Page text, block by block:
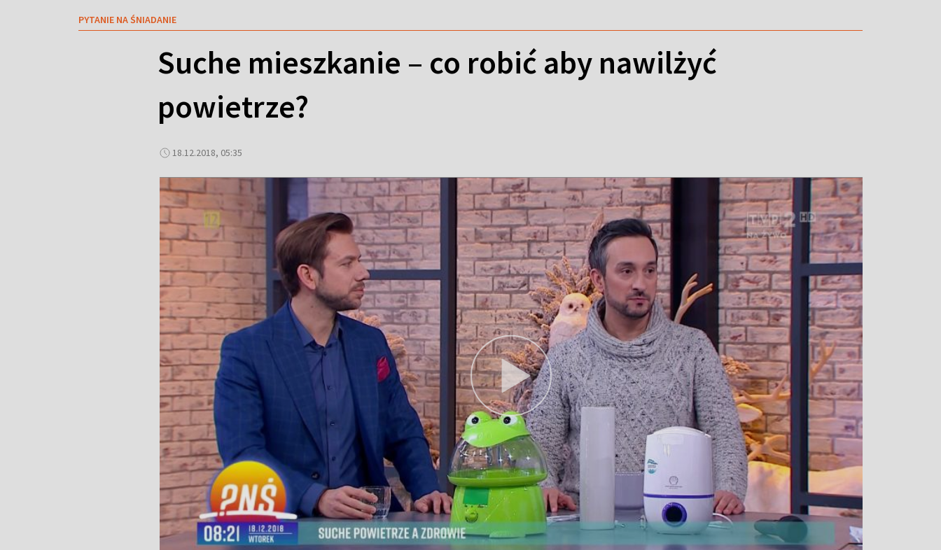
PYTANIE NA ŚNIADANIE
Suche mieszkanie – co robić aby nawilżyć
powietrze?
18.12.2018, 05:35